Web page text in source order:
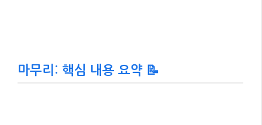
마무리: 핵심 내용 요약 📝